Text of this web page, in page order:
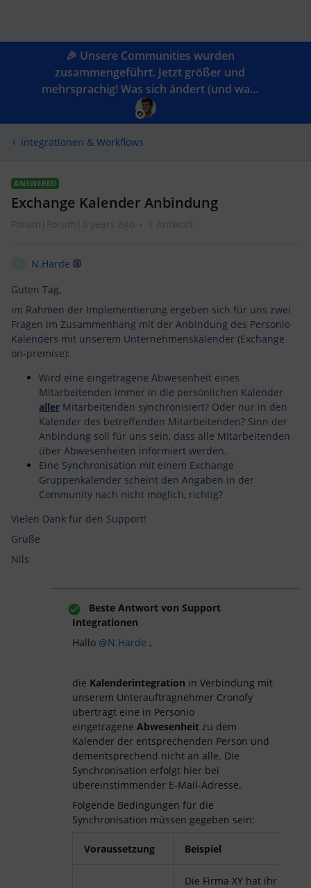
🎉 Unsere Communities wurden
zusammengeführt. Jetzt größer und
mehrsprachig! Was sich ändert (und wa...
Integrationen & Workflows
ANSWERED
Exchange Kalender Anbindung
Forum|Forum|3 years ago 1 Antwort
N.Harde
Guten Tag,
im Rahmen der Implementierung ergeben sich für uns zwei
Fragen im Zusammenhang mit der Anbindung des Personio
Kalenders mit unserem Unternehmenskalender (Exchange
on-premise):
Wird eine eingetragene Abwesenheit eines
Mitarbeitenden immer in die persönlichen Kalender
aller Mitarbeitenden synchronisiert? Oder nur in den
Kalender des betreffenden Mitarbeitenden? Sinn der
Anbindung soll für uns sein, dass alle Mitarbeitenden
über Abwesenheiten informiert werden.
Eine Synchronisation mit einem Exchange
Gruppenkalender scheint den Angaben in der
Community nach nicht möglich, richtig?
Vielen Dank für den Support!
Grüße
Nils
Beste Antwort von Support
Integrationen
Hallo @N.Harde ,
die Kalenderintegration in Verbindung mit
unserem Unterauftragnehmer Cronofy
übertragt eine in Personio
eingetragene Abwesenheit zu dem
Kalender der entsprechenden Person und
dementsprechend nicht an alle. Die
Synchronisation erfolgt hier bei
übereinstimmender E-Mail-Adresse.
Folgende Bedingungen für die
Synchronisation müssen gegeben sein:
Voraussetzung Beispiel
Die Firma XY hat ihre